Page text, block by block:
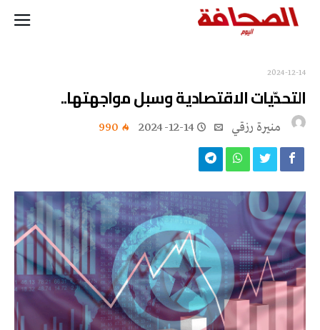
2024-12-14
التحدّيات الاقتصادية وسبل مواجهتها..
منيرة‭ ‬رزقي 2024-12-14
990